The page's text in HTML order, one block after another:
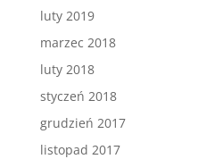
luty 2019
marzec 2018
luty 2018
styczeń 2018
grudzień 2017
listopad 2017